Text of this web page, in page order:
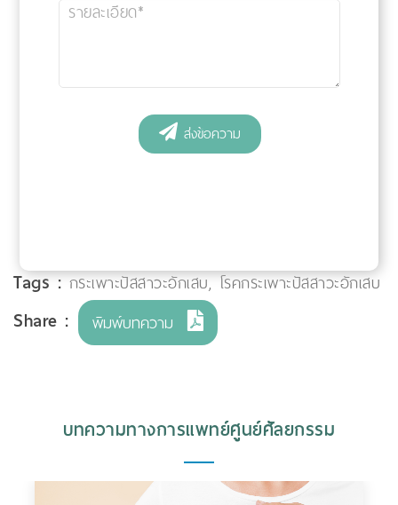
Tags :กระเพาะปัสสาวะอักเสบ,โรคกระเพาะปัสสาวะอักเสบ
Share : พิมพ์บทความ
บทความทางการแพทย์ศูนย์ศัลยกรรม